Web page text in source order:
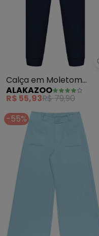
Calça em Moletom
Felpado (Azul)
ALAKAZOO
R$ 55,93R$ 79,90
-55%